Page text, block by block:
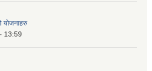
योजनाहरु
13:59